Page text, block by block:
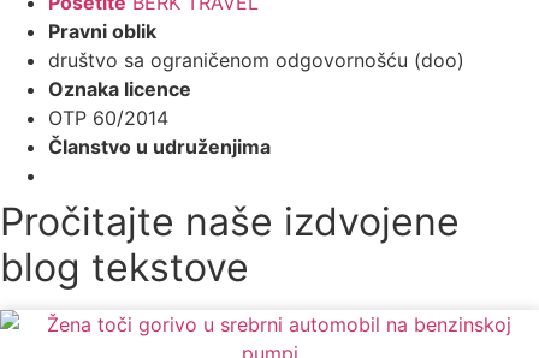
Pravni oblik
društvo sa ograničenom odgovornošću (doo)
Oznaka licence
OTP 60/2014
Članstvo u udruženjima
Pročitajte naše izdvojene
blog tekstove